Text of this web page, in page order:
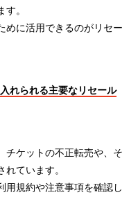
。
めに活用できるのがリセー
れられる主要なリセール
チケットの不正転売や、そ
ています。
用規約や注意事項を確認し